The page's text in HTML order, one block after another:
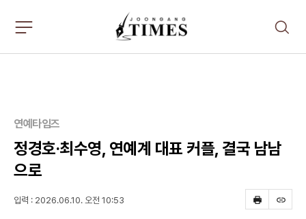
검
주
서
펼
치
기
연예타임즈
정경호·최수영, 연예계 대표 커플, 결국 남남
으로
프
스
입력 : 2026.06.10. 오전 10:53